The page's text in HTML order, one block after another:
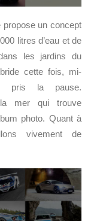
propose un concept
litres d’eau et de
les jardins du
cette fois, mi-
pris la pause.
mer qui trouve
photo. Quant à
vivement de